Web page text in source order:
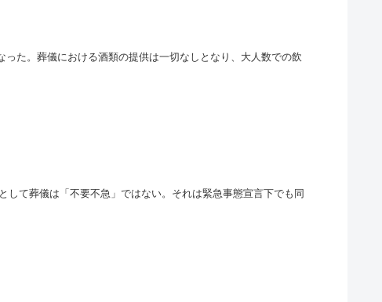
た。葬儀における酒類の提供は一切なしとなり、大人数での飲
て葬儀は「不要不急」ではない。それは緊急事態宣言下でも同